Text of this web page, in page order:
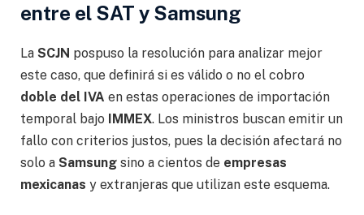
entre el SAT y Samsung
La SCJN pospuso la resolución para analizar mejor
este caso, que definirá si es válido o no el cobro
doble del IVA en estas operaciones de importación
temporal bajo IMMEX. Los ministros buscan emitir un
fallo con criterios justos, pues la decisión afectará no
solo a Samsung sino a cientos de empresas
mexicanas y extranjeras que utilizan este esquema.